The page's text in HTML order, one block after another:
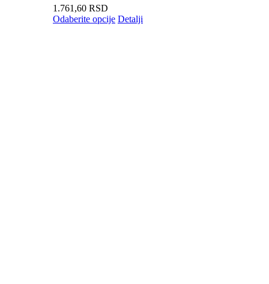
1.761,60 RSD
Odaberite opcije Detalji